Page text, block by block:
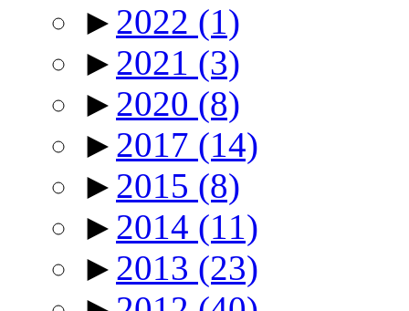
► 2022 (1)
► 2021 (3)
► 2020 (8)
► 2017 (14)
► 2015 (8)
► 2014 (11)
► 2013 (23)